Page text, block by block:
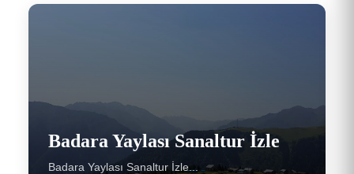
Badara Yaylası Sanaltur İzle
Badara Yaylası Sanaltur İzle...